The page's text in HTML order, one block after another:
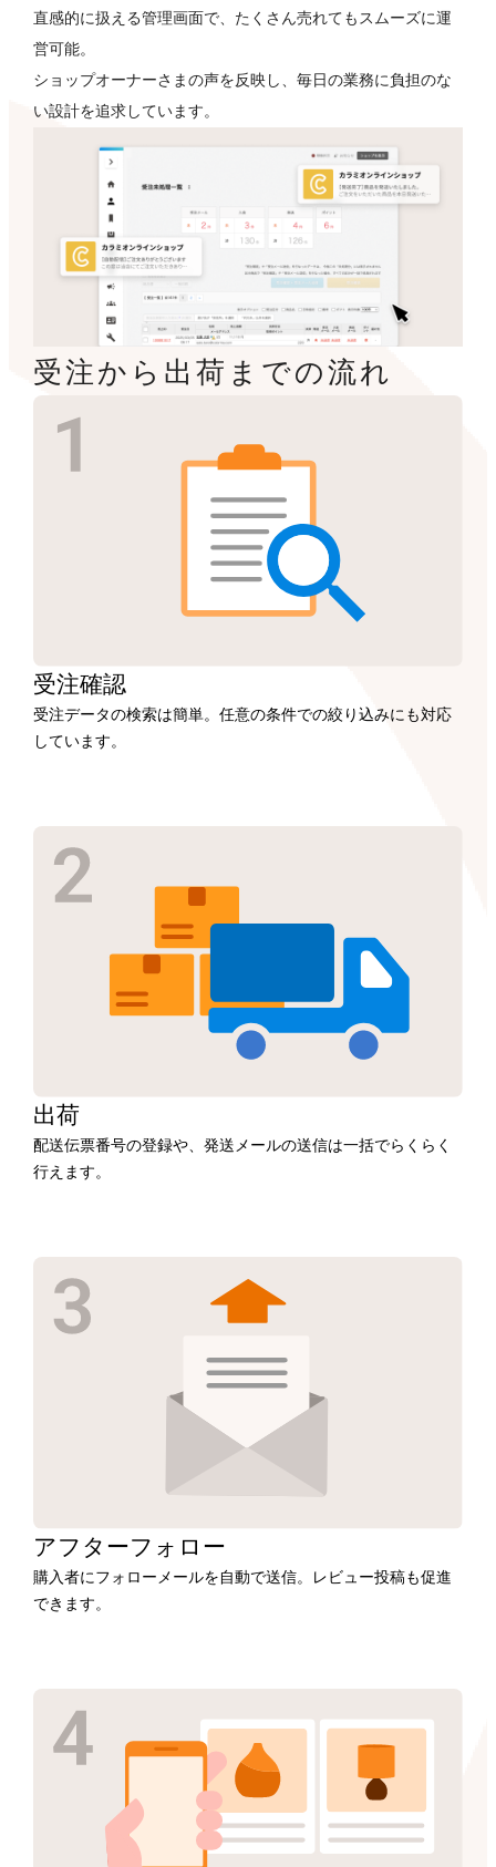
直感的に扱える管理画面で、たくさん売れてもスムーズに運
営可能。
ショップオーナーさまの声を反映し、毎日の業務に負担のな
い設計を追求しています。
受注から出荷までの流れ
受注確認
受注データの検索は簡単。任意の条件での絞り込みにも対応
しています。
出荷
配送伝票番号の登録や、発送メールの送信は一括でらくらく
行えます。
アフターフォロー
購入者にフォローメールを自動で送信。レビュー投稿も促進
できます。